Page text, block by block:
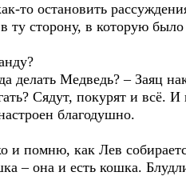
то остановить
сторону, в которую было
Медведь? – Заяц
Сядут, покурят и всё. И
благодушно.
помню, как Лев
– она и есть кошка.